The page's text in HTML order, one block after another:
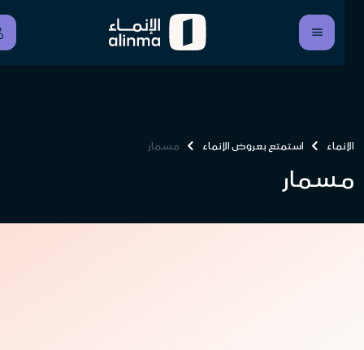
الإنماء استمتع بعروض الإنماء مسمار
مسمار